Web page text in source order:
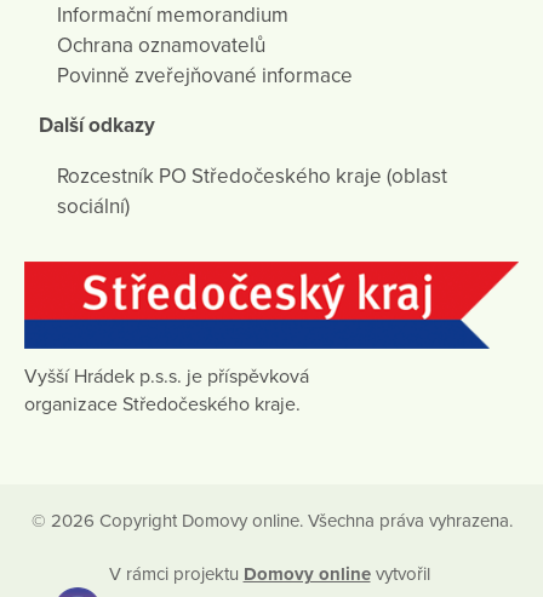
Informační memorandium
Ochrana oznamovatelů
Povinně zveřejňované informace
Další odkazy
Rozcestník PO Středočeského kraje (oblast
sociální)
Vyšší Hrádek p.s.s. je příspěvková
organizace Středočeského kraje.
© 2026 Copyright Domovy online. Všechna práva vyhrazena.
V rámci projektu Domovy onlinevytvořil